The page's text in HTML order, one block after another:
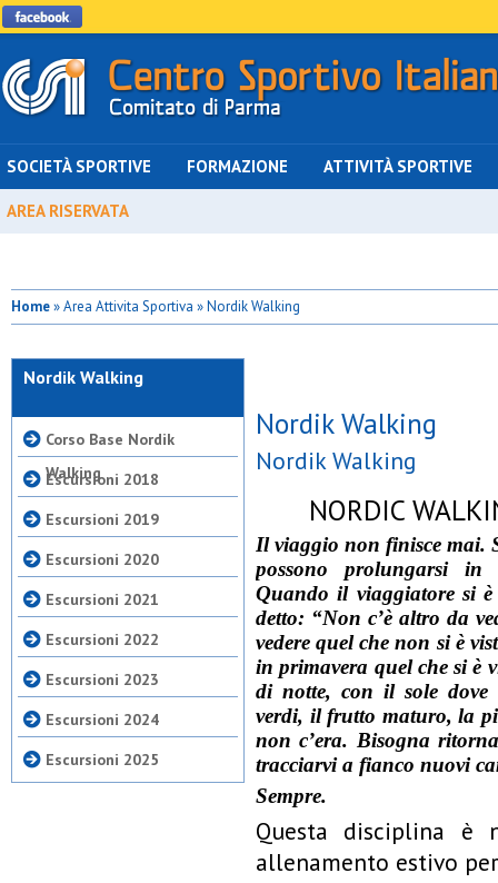
SOCIETÀ SPORTIVE FORMAZIONE ATTIVITÀ SPORTIVE
AREA RISERVATA
Home» Area Attivita Sportiva » Nordik Walking
Nordik Walking
Corso Base Nordik
Walking
Escursioni 2018
Escursioni 2019
Escursioni 2020
Escursioni 2021
Escursioni 2022
Escursioni 2023
Escursioni 2024
Escursioni 2025
Nordik Walking
Nordik Walking
NORDIC
Il viaggio non finisce mai.
possono prolungarsi
Quando il viaggiatore si
detto: “Non c’è altro da
vedere quel che non si è
in primavera quel che si è
di notte, con il sole dove
verdi, il frutto maturo, la
non c’era. Bisogna
tracciarvi a fianco nuovi
Sempre.
Questa disciplina è
allenamento estivo